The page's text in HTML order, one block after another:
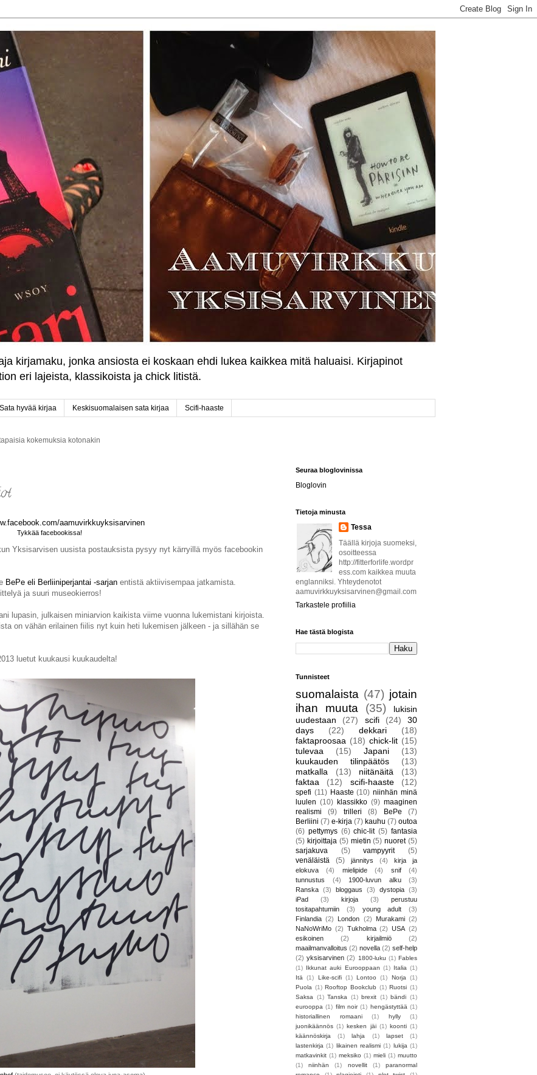
kirjamaku, jonka ansiosta ei koskaan ehdi lukea kaikkea mitä haluaisi. Kirjapinot
eri lajeista, klassikoista ja chick litistä.
Sata hyvää kirjaa Keskisuomalaisen sata kirjaa Scifi-haaste
kokemuksia kotonakin
Tykkää facebookissa!
Yksisarvisen uusista postauksista pysyy nyt kärryillä myös facebookin
BePe eli Berliiniperjantai -sarjan entistä aktiivisempaa jatkamista.
ja suuri museokierros!
lupasin, julkaisen miniarvion kaikista viime vuonna lukemistani kirjoista.
on vähän erilainen fiilis nyt kuin heti lukemisen jälkeen - ja sillähän se
luetut kuukausi kuukaudelta!
Seuraa bloglovinissa
Bloglovin
Tietoja minusta
Tessa
Täällä kirjoja suomeksi,
osoitteessa
http://fitterforlife.wordpr
ess.com kaikkea muuta
englanniksi. Yhteydenotot
aamuvirkkuyksisarvinen@gmail.com
Tarkastele profiilia
Hae tästä blogista
Tunnisteet
suomalaista (47) jotain
ihan muuta
(35)
lukisin
uudestaan
(27) scifi (24)
30
days
(22) dekkari
(18)
faktaproosaa (18) chick-lit (15)
tulevaa
(15) Japani
(13)
kuukauden tilinpäätös
(13)
matkalla
(13) niitänäitä
(13)
faktaa
(12) scifi-haaste (12)
spefi (11) Haaste (10) niinhän minä
luulen (10) klassikko (9) maaginen
realismi
(9) trilleri (8) BePe
(7)
Berliini (7) e-kirja (7) kauhu (7) outoa
(6) pettymys (6) chic-lit (5) fantasia
(5) kirjoittaja (5) mietin (5) nuoret (5)
sarjakuva
(5) vampyyrit
(5)
venäläistä
(5) jännitys (4)
kirja ja
elokuva
(4) mielipide (4) snif
(4)
tunnustus
(4) 1900-luvun alku
(3)
Ranska (3) bloggaus (3) dystopia (3)
iPad
(3) kirjoja (3)
perustuu
tositapahtumiin
(3) young adult
(3)
Finlandia (2) London (2) Murakami (2)
NaNoWriMo (2) Tukholma (2) USA (2)
esikoinen
(2) kirjailmiö
(2)
maailmanvalloitus (2) novella (2) self-help
(2) yksisarvinen (2) 1800-luku (1) Fables
(1)
Ikkunat auki Eurooppaan (1) Italia (1)
Itä (1) Like-scifi (1) Lontoo (1) Norja (1)
Puola (1) Rooftop Bookclub (1) Ruotsi (1)
Saksa (1) Tanska (1) brexit (1) bändi (1)
eurooppa (1) film noir (1) hengästyttää (1)
historiallinen romaani
(1) hylly
(1)
juonikäännös (1) kesken jäi (1) koonti (1)
käännöskirja
(1) lahja (1) lapset
(1)
lastenkirja (1) likainen realismi (1) lukija (1)
matkavinkit (1) meksiko (1) mieli (1) muutto
(1)
niinhän (1) novellit (1)
paranormal